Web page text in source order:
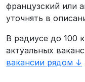
французский или
уточнять в
В радиусе до 100
актуальных
вакансии рядом ↓